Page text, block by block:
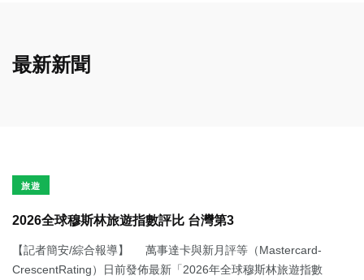
最新新聞
旅遊
2026全球穆斯林旅遊指數評比 台灣第3
【記者簡安/綜合報導】 萬事達卡與新月評等（Mastercard-
CrescentRating）日前發佈最新「2026年全球穆斯林旅遊指數